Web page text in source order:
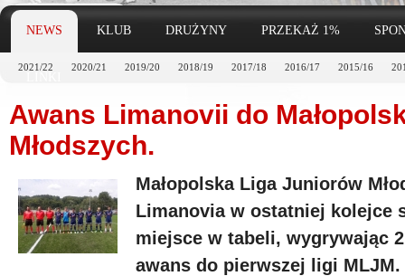
NEWS
2021/22 2020/21 2019/20 2018/19 2017/18 2016/17 2015/16
KLUB DRUŻYNY PRZEKAŻ 1%
Awans Limanovii do
Młodszych.
Małopolska Liga Juniorów
Limanovia w ostatniej kolejce
miejsce w tabeli, wygrywając
awans do pierwszej ligi MLJM.